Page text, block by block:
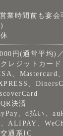
業時間前も宴会
円(通常平均)
レジットカード
、Mastercard
、
決済
、d払い、
ALIPAY、
通系IC